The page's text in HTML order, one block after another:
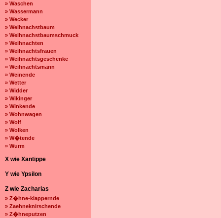
» Waschen
» Wassermann
» Wecker
» Weihnachstbaum
» Weihnachstbaumschmuck
» Weihnachten
» Weihnachtsfrauen
» Weihnachtsgeschenke
» Weihnachtsmann
» Weinende
» Wetter
» Widder
» Wikinger
» Winkende
» Wohnwagen
» Wolf
» Wolken
» W�tende
» Wurm
X wie Xantippe
Y wie Ypsilon
Z wie Zacharias
» Z�hne-klappernde
» Zaehneknirschende
» Z�hneputzen